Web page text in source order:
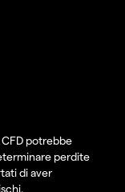
CFD potrebbe
perdite
di aver